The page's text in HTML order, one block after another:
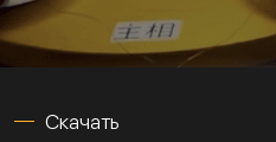
Скачать